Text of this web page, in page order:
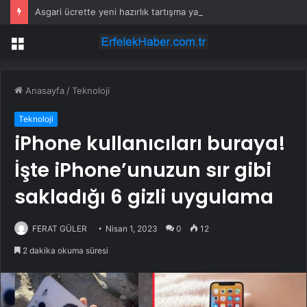
Menü
Anasayfa /Teknoloji
Teknoloji
iPhone kullanıcıları buraya!
İşte iPhone’unuzun sır gibi
sakladığı 6 gizli uygulama
FERAT GÜLER Nisan 1, 2023 0 12
2 dakika okuma süresi